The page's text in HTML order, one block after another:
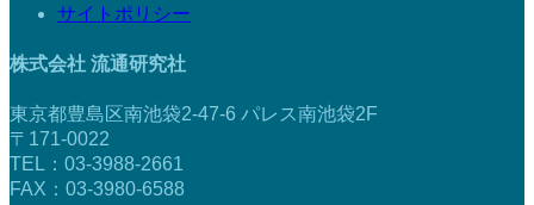
サイトポリシー
株式会社 流通研究社
東京都豊島区南池袋2-47-6 パレス南池袋2F
〒171-0022
TEL：03-3988-2661
FAX：03-3980-6588